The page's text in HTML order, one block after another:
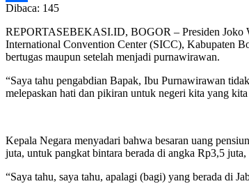
Share
Dibaca: 145
REPORTASEBEKASI.ID, BOGOR – Presiden Joko
International Convention Center (SICC), Kabupaten
bertugas maupun setelah menjadi purnawirawan.
“Saya tahu pengabdian Bapak, Ibu Purnawirawan
melepaskan hati dan pikiran untuk negeri kita yang
Kepala Negara menyadari bahwa besaran uang
juta, untuk pangkat bintara berada di angka Rp3,5
“Saya tahu, saya tahu, apalagi (bagi) yang berada di